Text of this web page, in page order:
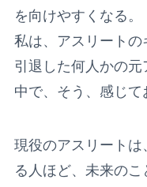
を向けやすくなる。
私は、アスリートの
引退した何人かの
中で、そう、感じて
現役のアスリート
る人ほど、未来のこ